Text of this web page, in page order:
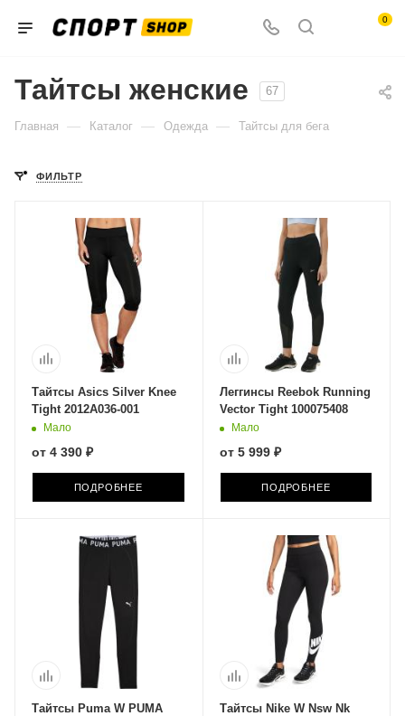
0
Тайтсы женские 67
Главная — Каталог — Одежда — Тайтсы для бега
ФИЛЬТР
Тайтсы Asics Silver Knee
Tight 2012A036-001
Мало
от 4 390 ₽
ПОДРОБНЕЕ
Леггинсы Reebok Running
Vector Tight 100075408
Мало
от 5 999 ₽
ПОДРОБНЕЕ
Тайтсы Puma W PUMA
Тайтсы Nike W Nsw Nk